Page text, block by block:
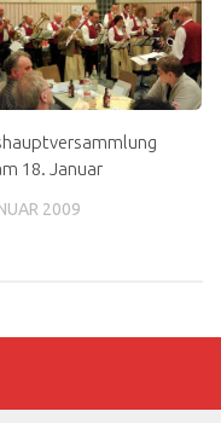
18. Januar
2009